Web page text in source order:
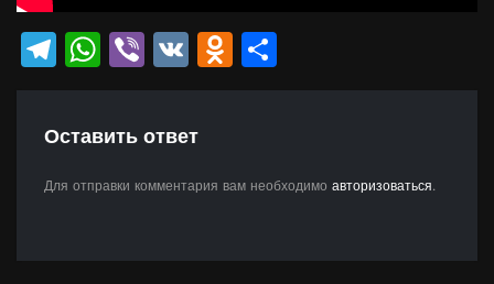
Telegram
WhatsApp
Viber
VK Odnoklassniki
Оставить ответ
Для отправки комментария вам необходимо авторизоваться.